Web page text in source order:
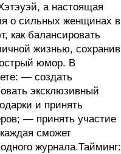
а настоящая
о сильных женщинах в
как балансировать
жизнью, сохранив
юмор. В
— создать
эксклюзивный
и принять
— принять участие
сможет
журнала.Тайминг: